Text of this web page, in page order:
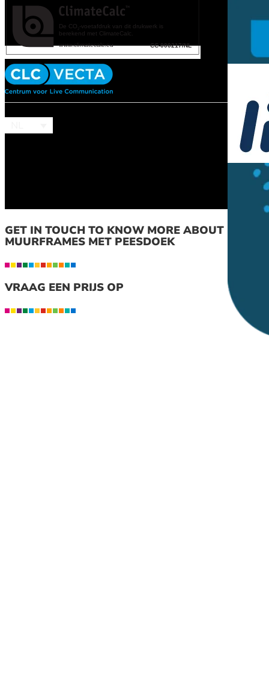
GET IN TOUCH TO KNOW MORE ABOUT
MUURFRAMES MET PEESDOEK
VRAAG EEN PRIJS OP